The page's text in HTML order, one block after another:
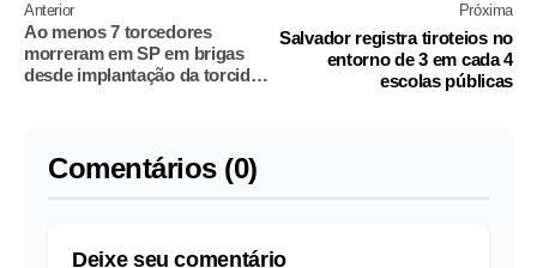
Anterior
Ao menos 7 torcedores
morreram em SP em brigas
desde implantação da torcida
Próxima
Salvador registra tiroteios no
entorno de 3 em cada 4
escolas públicas
Comentários (0)
Deixe seu comentário